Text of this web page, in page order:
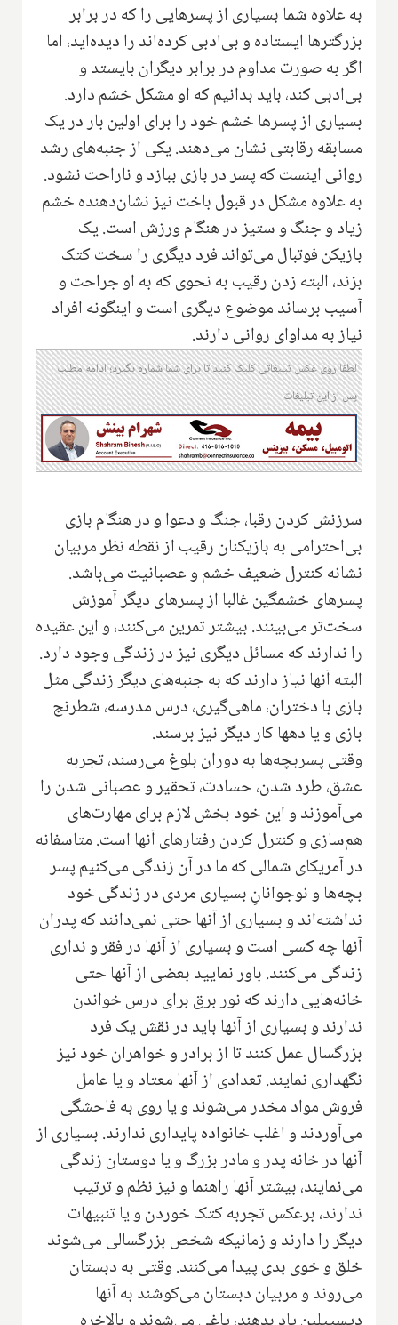
به علاوه شما بسیاری از پسرهایی را که در برابر
بزرگترها ایستاده و بی‌ادبی کرده‌اند را دیده‌اید، اما
اگر به صورت مداوم در برابر دیگران بایستد و
بی‌ادبی کند، باید بدانیم که او مشکل خشم دارد.
بسیاری از پسرها خشم خود را برای اولین بار در یک
مسابقه رقابتی نشان می‌دهند. یکی از جنبه‌های رشد
روانی اینست که پسر در بازی ببازد و ناراحت نشود.
به علاوه مشکل در قبول باخت نیز نشان‌دهنده خشم
زیاد و جنگ و ستیز در هنگام ورزش است. یک
بازیکن فوتبال می‌تواند فرد دیگری را سخت کتک
بزند، البته زدن رقیب به نحوی که به او جراحت و
آسیب برساند موضوع دیگری است و اینگونه افراد
نیاز به مداوای روانی دارند.
لطفا روی عکس تبلیغاتی کلیک کنید تا برای شما شماره بگیرد؛ ادامه مطلب
پس از این تبلیغات
سرزنش کردن رقبا، جنگ و دعوا و در هنگام بازی
بی‌احترامی به بازیکنان رقیب از نقطه نظر مربیان
نشانه کنترل ضعیف خشم و عصبانیت می‌باشد.
پسرهای خشمگین غالبا از پسرهای دیگر آموزش
سخت‌تر می‌بینند. بیشتر تمرین می‌کنند، و این عقیده
را ندارند که مسائل دیگری نیز در زندگی وجود دارد.
البته آنها نیاز دارند که به جنبه‌های دیگر‌ زندگی مثل
بازی با دختران، ماهی‌گیری، درس مدرسه، شطرنج
بازی و یا دهها کار دیگر نیز برسند.
وقتی پسر‌بچه‌ها به دوران بلوغ می‌رسند، تجربه
عشق، طرد شدن، حسادت، تحقیر و عصبانی شدن را
می‌آموزند و این خود بخش لازم برای مهارت‌های
هم‌سازی و کنترل کردن رفتارهای آنها است. متاسفانه
در آمریکای شمالی که ما در آن زندگی می‌کنیم پسر
بچه‌ها و نوجوانانِ بسیاری مردی در زندگی خود
نداشته‌اند و بسیاری از آنها حتی نمی‌دانند که پدران
آنها چه کسی است و بسیاری از آنها در فقر و نداری
زندگی می‌کنند. باور نمایید بعضی از آنها حتی
خانه‌هایی دارند که نور برق برای درس خواندن
ندارند و بسیاری از آنها باید در نقش یک فرد
بزرگسال عمل کنند تا از برادر و خواهران خود نیز
نگهداری نمایند. تعدادی از آنها معتاد و یا عامل
فروش مواد مخدر می‌شوند و یا روی به فاحشگی
می‌آوردند و اغلب خانواده پایداری ندارند. بسیاری از
آنها در خانه پدر و مادر بزرگ و یا دوستان زندگی
می‌نمایند، بیشتر آنها راهنما و نیز نظم و ترتیب
ندارند، برعکس تجربه کتک خوردن و یا تنبیهات
دیگر را دارند و زمانیکه شخص بزرگسالی می‌شوند
خلق و خوی بدی پیدا می‌کنند. وقتی به دبستان
می‌روند و مربیان دبستان می‌کوشند به آنها